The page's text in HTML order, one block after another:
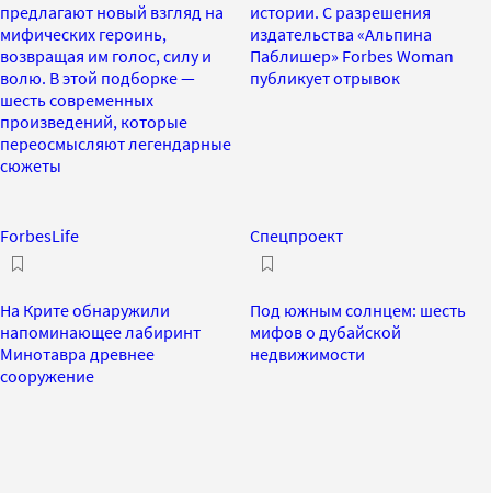
предлагают новый взгляд на
мифических героинь,
возвращая им голос, силу и
волю. В этой подборке —
шесть современных
произведений, которые
переосмысляют легендарные
сюжеты
истории. С разрешения
издательства «Альпина
Паблишер» Forbes Woman
публикует отрывок
ForbesLife
На Крите обнаружили
напоминающее лабиринт
Минотавра древнее
сооружение
Спецпроект
Под южным солнцем: шесть
мифов о дубайской
недвижимости